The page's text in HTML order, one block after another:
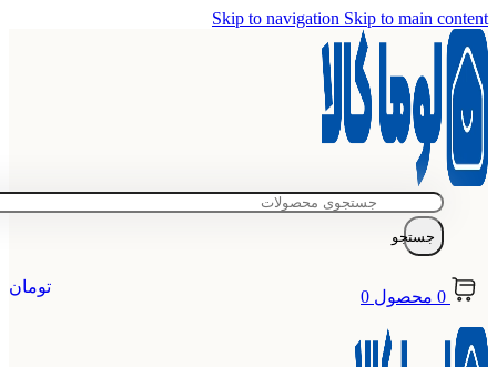
Skip to navigation Skip to main content
جستجو
0 محصول 0
تومان